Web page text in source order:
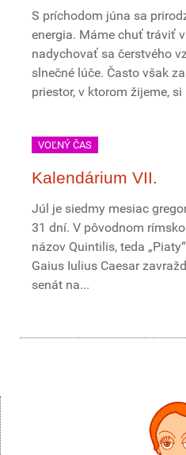
S príchodom júna sa
energia. Máme chuť tráviť
nadychovať sa čerstvého
slnečné lúče. Často však
priestor, v ktorom žijeme, si
VOĽNÝ ČAS
Kalendárium VII.
Júl je siedmy mesiac
31 dní. V pôvodnom
názov Quintilis, teda
Gaius Iulius Caesar
senát na...